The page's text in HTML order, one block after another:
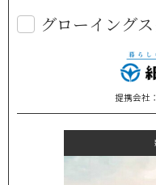
グローイング
提携会社：